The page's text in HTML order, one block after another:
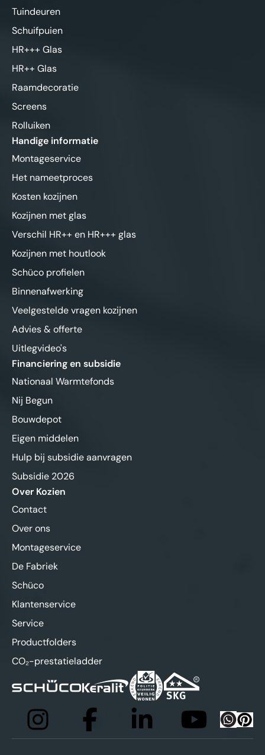
Tuindeuren
Schuifpuien
HR+++ Glas
HR++ Glas
Raamdecoratie
Screens
Rolluiken
Handige informatie
Montageservice
Het nameetproces
Kosten kozijnen
Kozijnen met glas
Verschil HR++ en HR+++ glas
Kozijnen met houtlook
Schüco profielen
Binnenafwerking
Veelgestelde vragen kozijnen
Advies & offerte
Uitlegvideo's
Financiering en subsidie
Nationaal Warmtefonds
Nij Begun
Bouwdepot
Eigen middelen
Hulp bij subsidie aanvragen
Subsidie 2026
Over Kozien
Contact
Over ons
Montageservice
De Fabriek
Schüco
Klantenservice
Service
Productfolders
CO₂-prestatieladder